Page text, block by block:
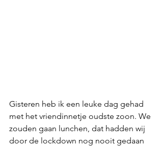
Gisteren heb ik een leuke dag gehad
met het vriendinnetje oudste zoon. We
zouden gaan lunchen, dat hadden wij
door de lockdown nog nooit gedaan